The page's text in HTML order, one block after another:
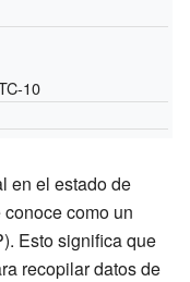
10
en el estado de
conoce como un
Esto significa que
recopilar datos de